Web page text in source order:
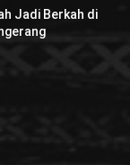
Jadi Berkah di